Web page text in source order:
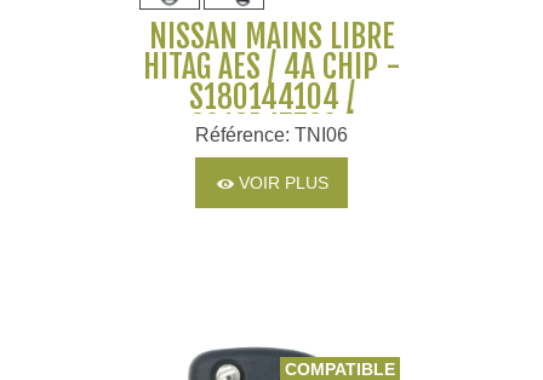
NISSAN MAINS LIBRE
HITAG AES / 4A CHIP -
S180144104 /
2013DJ5730 /
285E34CB5C
Référence: TNI06
VOIR PLUS
COMPATIBLE